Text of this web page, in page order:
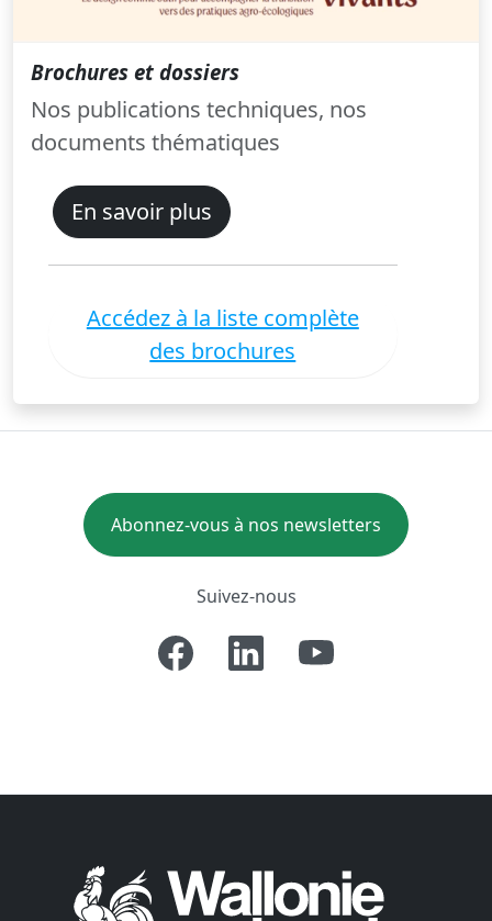
Brochures et dossiers
Nos publications techniques, nos
documents thématiques
En savoir plus
Accédez à la liste complète
des brochures
Abonnez-vous à nos newsletters
Suivez-nous